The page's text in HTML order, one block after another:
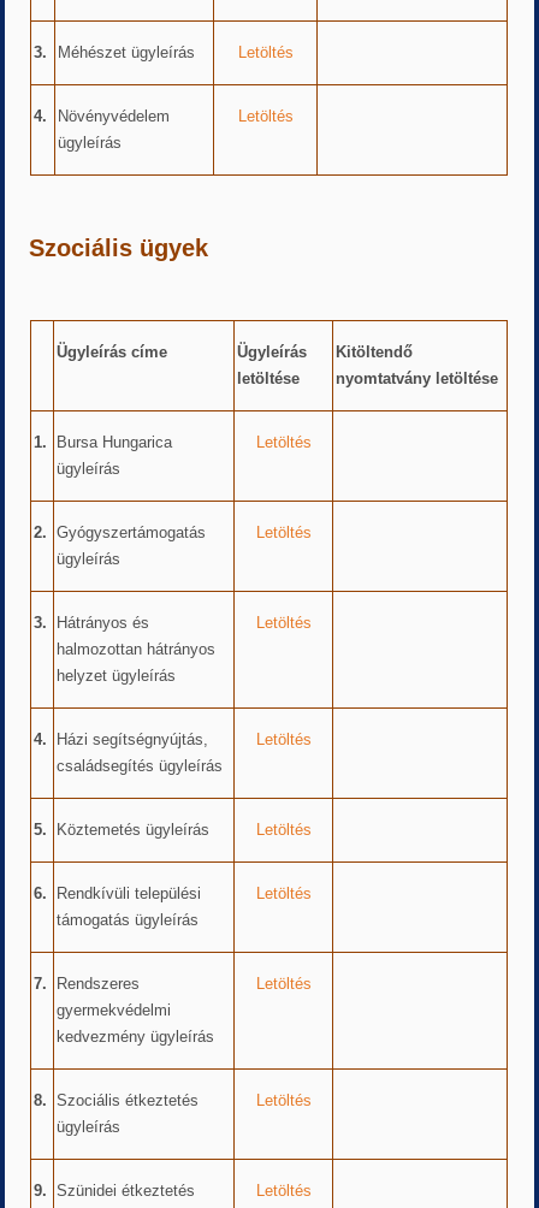
3. Méhészet ügyleírás Letöltés
4.
Növényvédelem
ügyleírás
Letöltés
Szociális ügyek
Ügyleírás címe
Ügyleírás
letöltése
Kitöltendő
nyomtatvány letöltése
1.
Bursa Hungarica
ügyleírás
Letöltés
2.
Gyógyszertámogatás
ügyleírás
Letöltés
3.
Hátrányos és
halmozottan hátrányos
helyzet ügyleírás
Letöltés
4.
Házi segítségnyújtás,
családsegítés ügyleírás
Letöltés
5. Köztemetés ügyleírás Letöltés
6.
Rendkívüli települési
támogatás ügyleírás
Letöltés
7.
Rendszeres
gyermekvédelmi
kedvezmény ügyleírás
Letöltés
8.
Szociális étkeztetés
ügyleírás
Letöltés
9. Szünidei étkeztetés Letöltés